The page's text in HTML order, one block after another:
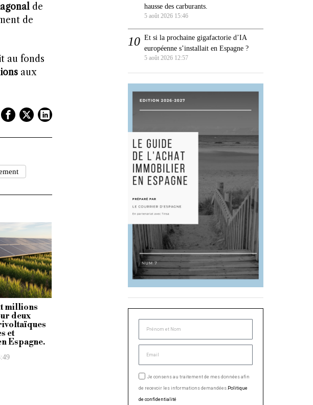
de
de
au fonds
aux
millions
deux
et
Espagne.
hausse des carburants.
5 août 2026 15:46
Et si la prochaine gigafactorie d’IA
européenne s’installait en Espagne ?
5 août 2026 12:57
Je consens au traitement de mes données afin
de recevoir les informations demandées. Politique
de confidentialité